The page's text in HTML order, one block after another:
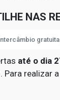
NAS
gratuita
até o dia
Para realizar